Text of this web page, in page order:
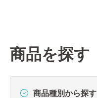
商品を探す
商品種別から探す